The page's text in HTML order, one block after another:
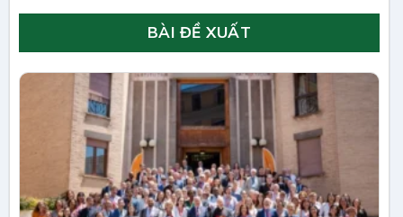
BÀI ĐỀ XUẤT